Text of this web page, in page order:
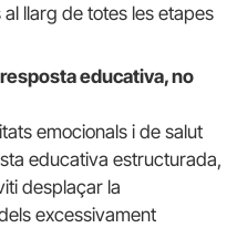
llarg de totes les etapes
educativa, no
emocionals i de salut
educativa estructurada,
desplaçar la
excessivament